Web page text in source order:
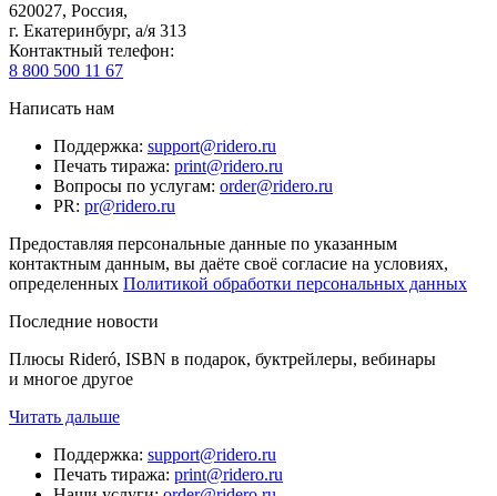
620027, Россия,
г. Екатеринбург, а/я 313
Контактный телефон:
8 800 500 11 67
Написать нам
Поддержка: support@ridero.ru
Печать тиража: print@ridero.ru
Вопросы по услугам: order@ridero.ru
PR: pr@ridero.ru
Предоставляя персональные данные по указанным
контактным данным, вы даёте своё согласие на условиях,
определенных Политикой обработки персональных данных
Последние новости
Плюсы Rideró, ISBN в подарок, буктрейлеры, вебинары
и многое другое
Читать дальше
Поддержка: support@ridero.ru
Печать тиража: print@ridero.ru